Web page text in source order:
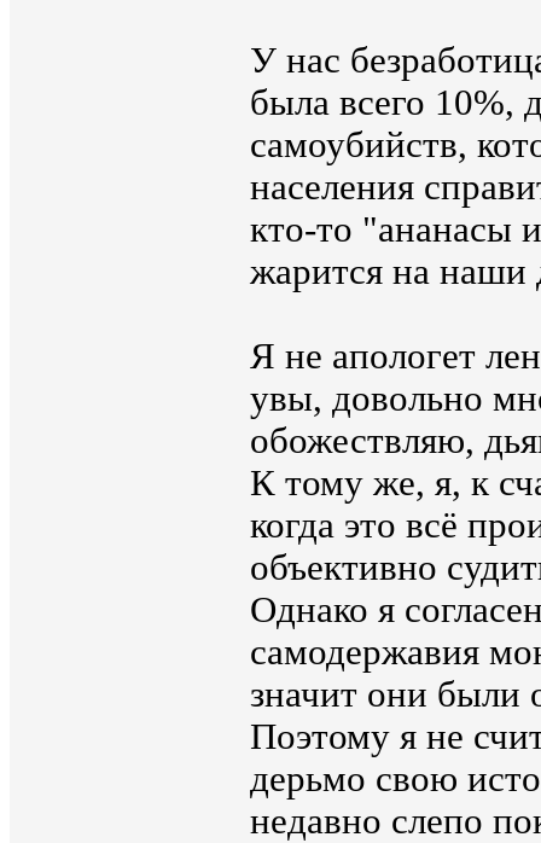
У нас
была всего 10%,
самоубийств,
населения
кто-то "ананасы
жарится на наши
Я не апологет
увы, довольно
обожествляю,
К тому же, я, к
когда это всё
объективно
Однако я
самодержавия
значит они были
Поэтому я не
дерьмо свою
недавно слепо